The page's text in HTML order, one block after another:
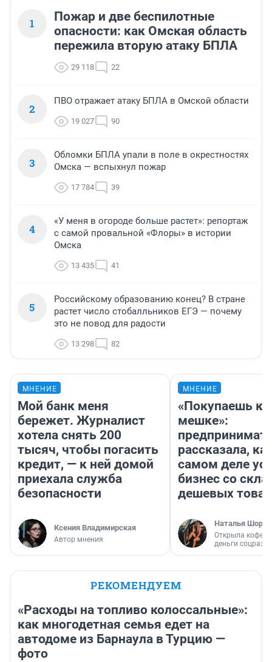
1
Пожар и две беспилотные
опасности: как Омская область
пережила вторую атаку БПЛА
29 118 22
2
ПВО отражает атаку БПЛА в Омской области
19 027 90
3
Обломки БПЛА упали в поле в окрестностях
Омска — вспыхнул пожар
17 784 39
4
«У меня в огороде больше растет»: репортаж
с самой провальной «Флоры» в истории
Омска
13 435 41
5
Российскому образованию конец? В стране
растет число стобалльников ЕГЭ — почему
это не повод для радости
13 298 82
МНЕНИЕ
Мой банк меня
бережет. Журналист
хотела снять 200
тысяч, чтобы погасить
кредит, — к ней домой
приехала служба
безопасности
Ксения Владимирская
Автор мнения
МНЕНИЕ
«Покупаешь
мешке»:
рассказала,
самом деле
бизнес со
дешевых
Наталья
Открыла
деньги
РЕКОМЕНДУЕМ
«Расходы на топливо колоссальные»:
как многодетная семья едет на
автодоме из Барнаула в Турцию —
фото